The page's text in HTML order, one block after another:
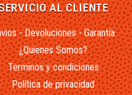
AL CLIENTE
- Devoluciones - Garantía
¿Quienes Somos?
Terminos y condiciones
Política de privacidad